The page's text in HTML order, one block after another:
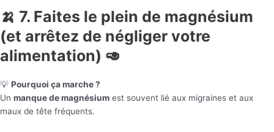
🍌 7. Faites le plein de magnésium
(et arrêtez de négliger votre
alimentation) 🥑
💡 Pourquoi ça marche ?
Un manque de magnésium est souvent lié aux migraines et aux
maux de tête fréquents.